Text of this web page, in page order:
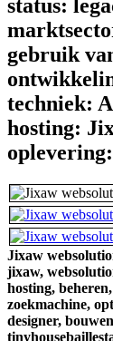
status:
gebruik
techniek:
hosting:
oplevering:
Jixaw
jixaw,
hosting, beheren,
zoekmachine,
designer,